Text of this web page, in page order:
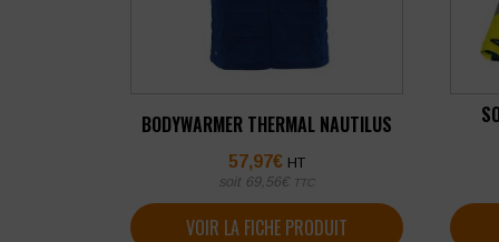
BODYWARMER THERMAL NAUTILUS
57,97€ HT
soit 69,56€ TTC
VOIR LA FICHE PRODUIT